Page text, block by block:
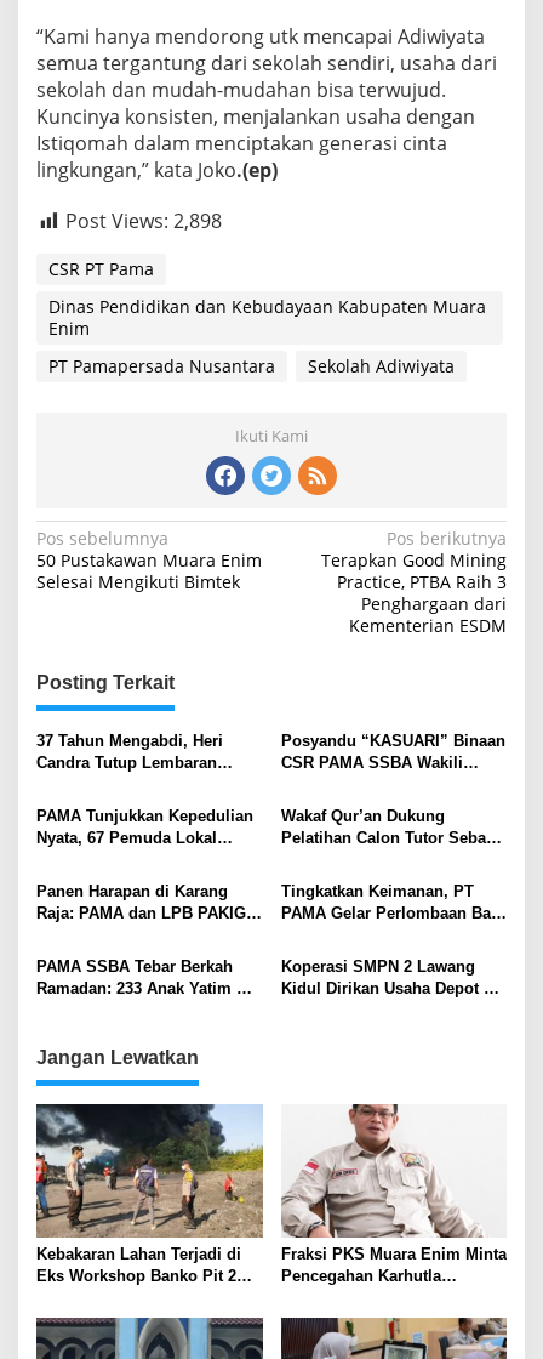
“Kami hanya mendorong utk mencapai Adiwiyata
semua tergantung dari sekolah sendiri, usaha dari
sekolah dan mudah-mudahan bisa terwujud.
Kuncinya konsisten, menjalankan usaha dengan
Istiqomah dalam menciptakan generasi cinta
lingkungan,” kata Joko.(ep)
Post Views: 2,898
CSR PT Pama
Dinas Pendidikan dan Kebudayaan Kabupaten Muara
Enim
PT Pamapersada Nusantara
Sekolah Adiwiyata
Ikuti Kami
Navigasi
pos
Pos sebelumnya
50 Pustakawan Muara Enim
Selesai Mengikuti Bimtek
Pos berikutnya
Terapkan Good Mining
Practice, PTBA Raih 3
Penghargaan dari
Kementerian ESDM
Posting Terkait
37 Tahun Mengabdi, Heri
Candra Tutup Lembaran
Adiwiyata Nasional
Posyandu “KASUARI” Binaan
CSR PAMA SSBA Wakili
Tingkat Sumsel
PAMA Tunjukkan Kepedulian
Nyata, 67 Pemuda Lokal
Dunia Tambang
Wakaf Qur’an Dukung
Pelatihan Calon Tutor Sebaya
Lawang Kidul
Panen Harapan di Karang
Raja: PAMA dan LPB PAKIGA
Semiorganik untuk Masa
Depan Berkelanjutan
Tingkatkan Keimanan, PT
PAMA Gelar Perlombaan Bagi
Kerja
PAMA SSBA Tebar Berkah
Ramadan: 233 Anak Yatim &
Koperasi SMPN 2 Lawang
Kidul Dirikan Usaha Depot Air
Jangan Lewatkan
Kebakaran Lahan Terjadi di
Eks Workshop Banko Pit 2
Fraksi PKS Muara Enim Minta
Pencegahan Karhutla